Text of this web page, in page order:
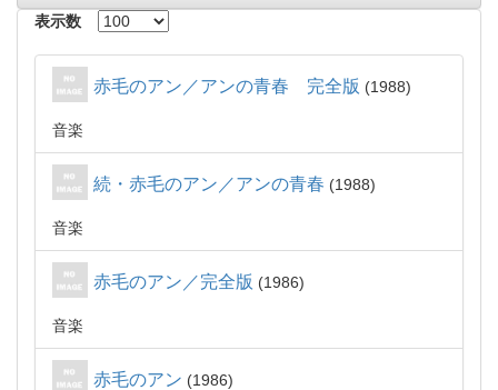
表示数
赤毛のアン／アンの青春 完全版 1988
音楽
続・赤毛のアン／アンの青春 1988
音楽
赤毛のアン／完全版 1986
音楽
赤毛のアン 1986